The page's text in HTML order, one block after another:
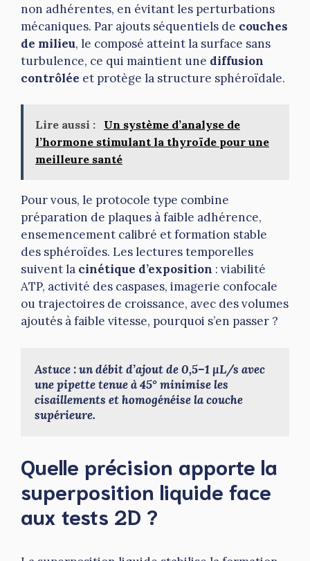
non adhérentes, en évitant les perturbations
mécaniques. Par ajouts séquentiels de couches
de milieu, le composé atteint la surface sans
turbulence, ce qui maintient une diffusion
contrôlée et protège la structure sphéroïdale.
Lire aussi :
Un système d’analyse de
l’hormone stimulant la thyroïde pour une
meilleure santé
Pour vous, le protocole type combine
préparation de plaques à faible adhérence,
ensemencement calibré et formation stable
des sphéroïdes. Les lectures temporelles
suivent la cinétique d’exposition : viabilité
ATP, activité des caspases, imagerie confocale
ou trajectoires de croissance, avec des volumes
ajoutés à faible vitesse, pourquoi s’en passer ?
Astuce : un débit d’ajout de 0,5–1 µL/s avec
une pipette tenue à 45° minimise les
cisaillements et homogénéise la couche
supérieure.
Quelle précision apporte la
superposition liquide face
aux tests 2D ?